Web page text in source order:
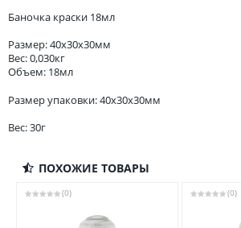
Баночка краски 18мл
Размер: 40x30x30мм
Вес: 0,030кг
Объем: 18мл
Размер упаковки: 40x30x30мм
Вес: 30г
ПОХОЖИЕ ТОВАРЫ
(0) (0)